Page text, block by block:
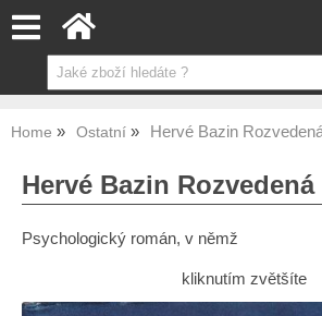
Home Ostatní Hervé Bazin
Hervé Bazin
Psychologický román, v němž
kliknutím zvětšíte